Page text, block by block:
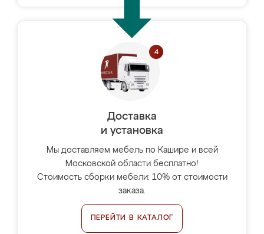
Доставка
и установка
Мы доставляем мебель по Кашире и всей
Московской области бесплатно!
Стоимость сборки мебели: 10% от стоимости
заказа.
ПЕРЕЙТИ В КАТАЛОГ